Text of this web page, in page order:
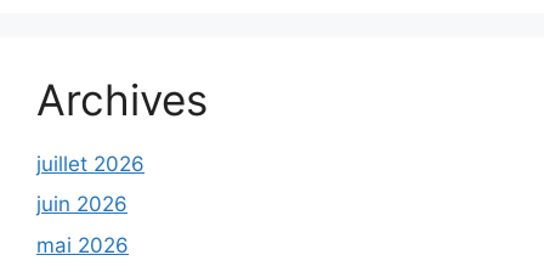
Archives
juillet 2026
juin 2026
mai 2026